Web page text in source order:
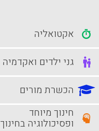
אקטואליה
גני ילדים ואקדמיה
הכשרת מורים
חינוך מיוחד
ופסיכולוגיה בחינוך